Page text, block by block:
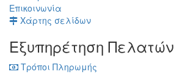
Επικοινωνία
Χάρτης σελίδων
Εξυπηρέτηση Πελατών
Τρόποι Πληρωμής